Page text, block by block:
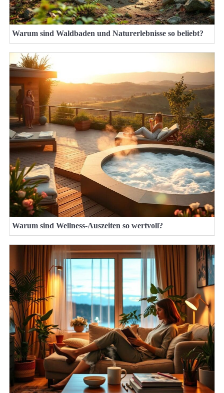
Warum sind Waldbaden und Naturerlebnisse so beliebt?
Warum sind Wellness-Auszeiten so wertvoll?